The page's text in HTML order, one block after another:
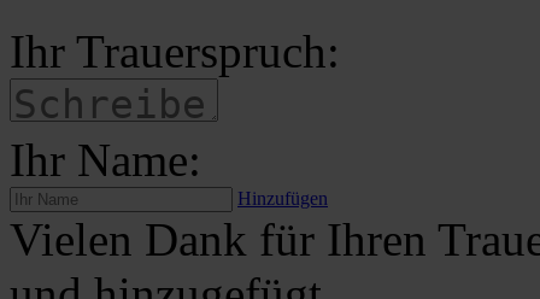
Ihr Trauerspruch:
Ihr Name:
Hinzufügen
Vielen Dank für Ihren